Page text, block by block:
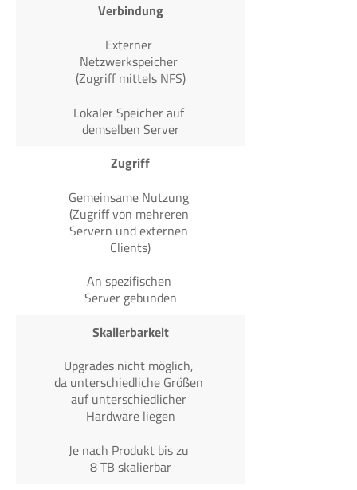
Verbindung
Externer
Netzwerkspeicher
(Zugriff mittels NFS)
Lokaler Speicher auf
demselben Server
Zugriff
Gemeinsame Nutzung
(Zugriff von mehreren
Servern und externen
Clients)
An spezifischen
Server gebunden
Skalierbarkeit
Upgrades nicht möglich,
da unterschiedliche Größen
auf unterschiedlicher
Hardware liegen
Je nach Produkt bis zu
8 TB skalierbar